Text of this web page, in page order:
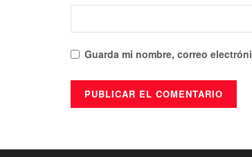
Guarda mi nombre, correo